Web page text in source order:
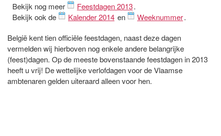
Bekijk nog meer
Feestdagen 2013.
Bekijk ook de
Kalender 2014 en Weeknummer.
België kent tien officiële feestdagen, naast deze dagen
vermelden wij hierboven nog enkele andere belangrijke
(feest)dagen. Op de meeste bovenstaande feestdagen in 2013
heeft u vrij! De wettelijke verlofdagen voor de Vlaamse
ambtenaren gelden uiteraard alleen voor hen.